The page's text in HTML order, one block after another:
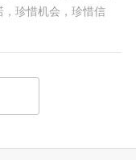
珍惜机会，珍惜信